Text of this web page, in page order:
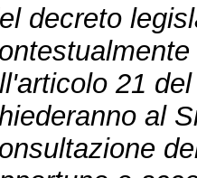
decreto
21
al